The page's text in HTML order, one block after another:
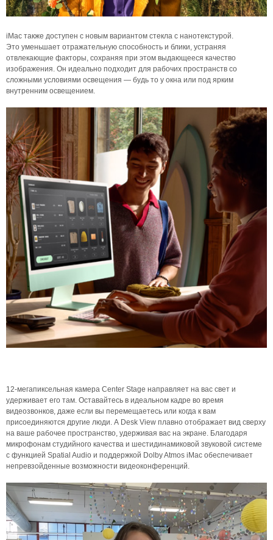
iMac также доступен с новым вариантом стекла с нанотекстурой.
Это уменьшает отражательную способность и блики, устраняя
отвлекающие факторы, сохраняя при этом выдающееся качество
изображения. Он идеально подходит для рабочих пространств со
сложными условиями освещения — будь то у окна или под ярким
внутренним освещением.
12-мегапиксельная камера Center Stage направляет на вас свет и
удерживает его там. Оставайтесь в идеальном кадре во время
видеозвонков, даже если вы перемещаетесь или когда к вам
присоединяются другие люди. А Desk View плавно отображает вид сверху
на ваше рабочее пространство, удерживая вас на экране. Благодаря
микрофонам студийного качества и шестидинамиковой звуковой системе
с функцией Spatial Audio и поддержкой Dolby Atmos iMac обеспечивает
непревзойденные возможности видеоконференций.